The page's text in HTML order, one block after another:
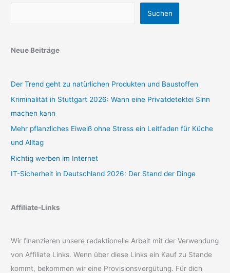
Suchen
Neue Beiträge
Der Trend geht zu natürlichen Produkten und Baustoffen
Kriminalität in Stuttgart 2026: Wann eine Privatdetektei Sinn
machen kann
Mehr pflanzliches Eiweiß ohne Stress ein Leitfaden für Küche
und Alltag
Richtig werben im Internet
IT-Sicherheit in Deutschland 2026: Der Stand der Dinge
Affiliate-Links
Wir finanzieren unsere redaktionelle Arbeit mit der Verwendung
von Affiliate Links. Wenn über diese Links ein Kauf zu Stande
kommt, bekommen wir eine Provisionsvergütung. Für dich